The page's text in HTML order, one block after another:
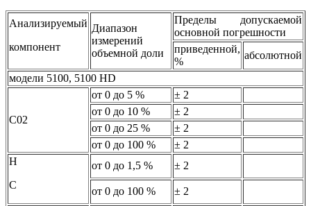
Анализируемый
компонент
Диапазон
измерений
объемной доли
Пределы допускаемой
основной погрешности
приведенной,
%
абсолютной
модели 5100, 5100 HD
С02
от 0 до 5 %
± 2
от 0 до 10 %
± 2
от 0 до 25 %
± 2
от 0 до 100 %
± 2
H
С
от 0 до 1,5 % ± 2
от 0 до 100 % ± 2